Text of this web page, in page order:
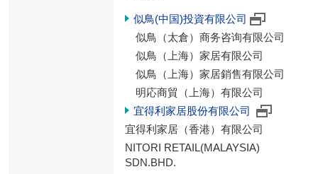
似鳥(中国)投資有限公司
似鳥（太倉）商务咨询有限公司
似鳥（上海）家居有限公司
似鳥（上海）家居銷售有限公司
明応商貿（上海）有限公司
宜得利家居股份有限公司
宜得利家居（香港）有限公司
NITORI RETAIL(MALAYSIA)
SDN.BHD.